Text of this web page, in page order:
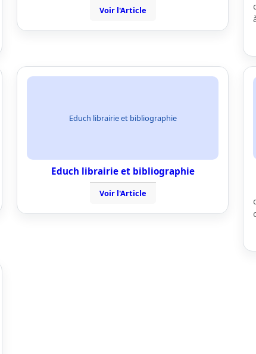
Voir l'Article
Educh librairie et bibliographie
Educh librairie et bibliographie
Voir l'Article